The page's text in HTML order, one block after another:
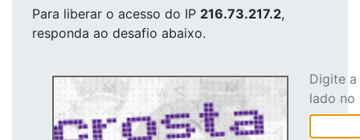
Para liberar o acesso do IP 216.73.217.2,
responda ao desafio abaixo.
Digite
lado no